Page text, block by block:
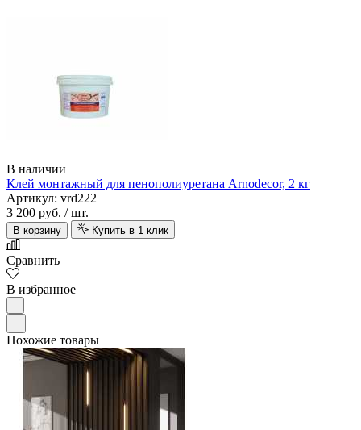
В наличии
Клей монтажный для пенополиуретана Arnodecor, 2 кг
Артикул: vrd222
3 200 руб. / шт.
В корзину Купить в 1 клик
Сравнить
В избранное
Похожие товары